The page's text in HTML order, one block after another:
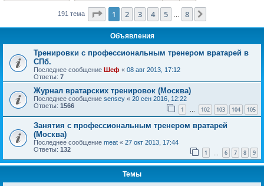
191 тема Страница из
1 2 3 4 5 8
Объявления
Тренировки с профессиональным тренером вратарей в
СПб.
Последнее сообщение Шеф « 08 авг 2013, 17:12
Ответы: 7
Журнал вратарских тренировок (Москва)
Последнее сообщение sensey « 20 сен 2016, 12:22
Ответы: 1566 1 … 102 103 104 105
Занятия с профессиональным тренером вратарей
(Москва)
Последнее сообщение meat « 27 окт 2013, 17:44
Ответы: 132 1 6 7 8 9
Темы